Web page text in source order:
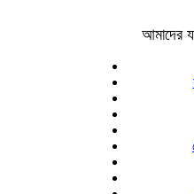
আমাদের